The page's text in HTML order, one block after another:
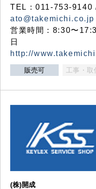
TEL：011-753-9140
ato@takemichi.co.jp
営業時間：8:30〜
日
http://
販売可 工事・取
(株)開成